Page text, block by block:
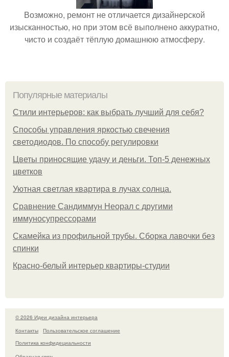
Возможно, ремонт не отличается дизайнерской
изысканностью, но при этом всё выполнено аккуратно,
чисто и создаёт тёплую домашнюю атмосферу.
Популярные материалы
Стили интерьеров: как выбрать лучший для себя?
Способы управления яркостью свечения
светодиодов. По способу регулировки
Цветы приносящие удачу и деньги. Топ-5 денежных
цветков
Уютная светлая квартира в лучах солнца.
Сравнение Сандиммун Неорал с другими
иммуносупрессорами
Скамейка из профильной трубы. Сборка лавочки без
спинки
Красно-белый интерьер квартиры-студии
© 2026 Идеи дизайна интерьера
Контакты
Пользовательское соглашение
Политика конфидециальности